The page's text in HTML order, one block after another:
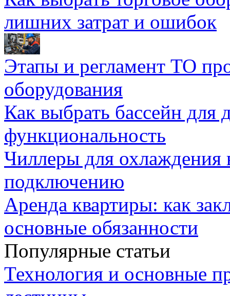
лишних затрат и ошибок
Этапы и регламент ТО
оборудования
Как выбрать бассейн для
функциональность
Чиллеры для охлаждения
подключению
Аренда квартиры: как
основные обязанности
Популярные статьи
Технология и основные